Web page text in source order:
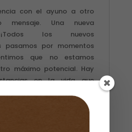
con el ayuno a otro
mensaje. Una nueva
los nuevos
pasamos por momentos
que no estamos
máximo potencial. Hay
en la vida que
y causan que perdamos
ayuno de vanguardia,